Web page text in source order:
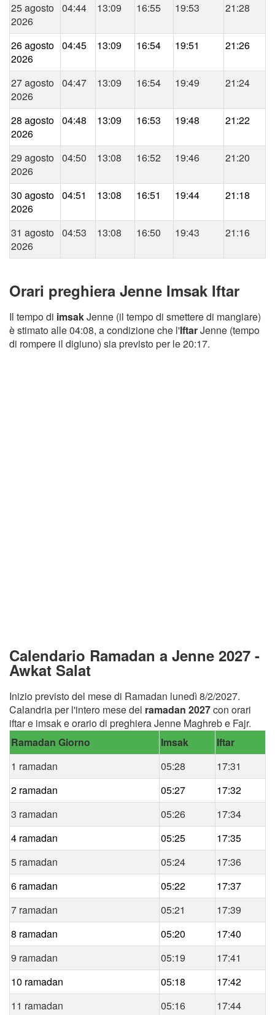
25 agosto
2026
04:44 13:09 16:55 19:53 21:28
26 agosto
2026
04:45 13:09 16:54 19:51 21:26
27 agosto
2026
04:47 13:09 16:54 19:49 21:24
28 agosto
2026
04:48 13:09 16:53 19:48 21:22
29 agosto
2026
04:50 13:08 16:52 19:46 21:20
30 agosto
2026
04:51 13:08 16:51 19:44 21:18
31 agosto
2026
04:53 13:08 16:50 19:43 21:16
Orari preghiera Jenne Imsak Iftar
Il tempo di imsakJenne (il tempo di smettere di mangiare)
è stimato alle 04:08, a condizione che l'IftarJenne (tempo
di rompere il digiuno) sia previsto per le 20:17.
Calendario Ramadan a Jenne 2027 -
Awkat Salat
Inizio previsto del mese di Ramadan lunedì 8/2/2027.
Calandria per l'intero mese del ramadan 2027con orari
iftar e imsak e orario di preghiera Jenne Maghreb e Fajr.
Ramadan Giorno
Imsak
Iftar
1 ramadan
05:28
17:31
2 ramadan
05:27
17:32
3 ramadan
05:26
17:34
4 ramadan
05:25
17:35
5 ramadan
05:24
17:36
6 ramadan
05:22
17:37
7 ramadan
05:21
17:39
8 ramadan
05:20
17:40
9 ramadan
05:19
17:41
10 ramadan
05:18
17:42
11 ramadan
05:16 17:44